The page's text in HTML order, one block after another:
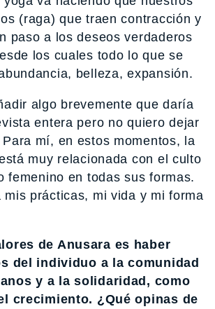
(raga) que traen contracción y
paso a los deseos verdaderos
los cuales todo lo que se
belleza, expansión.
algo brevemente que daría
entera pero no quiero dejar
mí, en estos momentos, la
muy relacionada con el culto
femenino en todas sus formas.
mis prácticas, mi vida y mi forma
de Anusara es haber
del individuo a la comunidad
y a la solidaridad, como
crecimiento. ¿Qué opinas de